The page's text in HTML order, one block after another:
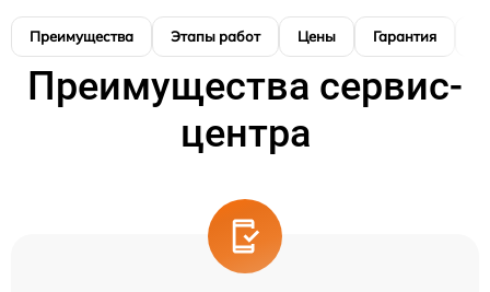
Преимущества Этапы работ Цены Гарантия
Преимущества сервис-
центра